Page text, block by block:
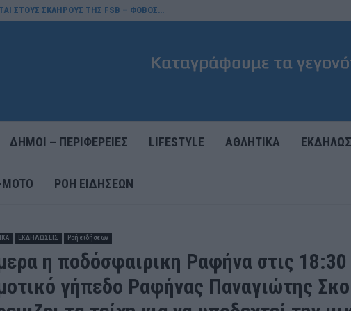
ΣΤΟΥΣ ΣΚΛΗΡΟΥΣ ΤΗΣ FSB – ΦΟΒΟΣ…
ΔΗΜΟΙ – ΠΕΡΙΦΕΡΕΙΕΣ LIFESTYLE ΑΘΛΗΤΙΚΑ
ΡΟΉ ΕΙΔΉΣΕΩΝ
ΕΚΔΗΛΩΣΕΙΣ Ροή ειδήσεων
η ποδόσφαιρικη Ραφήνα στις 18:30
γήπεδο Ραφήνας Παναγιώτης